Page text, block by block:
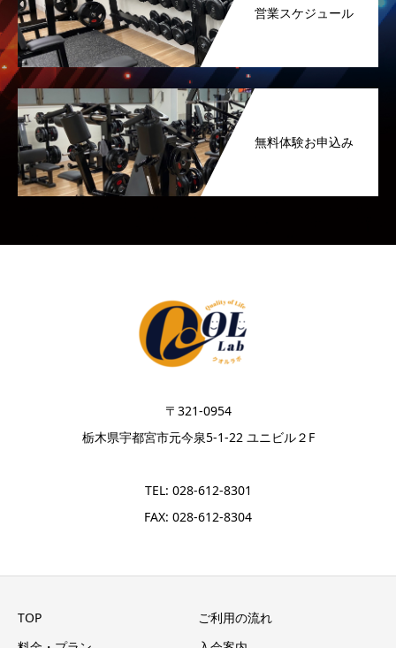
営業スケジュール
無料体験お申込み
〒321-0954
栃木県宇都宮市元今泉5-1-22 ユニビル２F
TEL: 028-612-8301
FAX: 028-612-8304
TOP
ご利用の流れ